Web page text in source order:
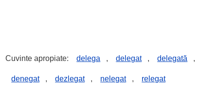
Cuvinte apropiate: delega , delegat , delegată ,
denegat , dezlegat , nelegat , relegat